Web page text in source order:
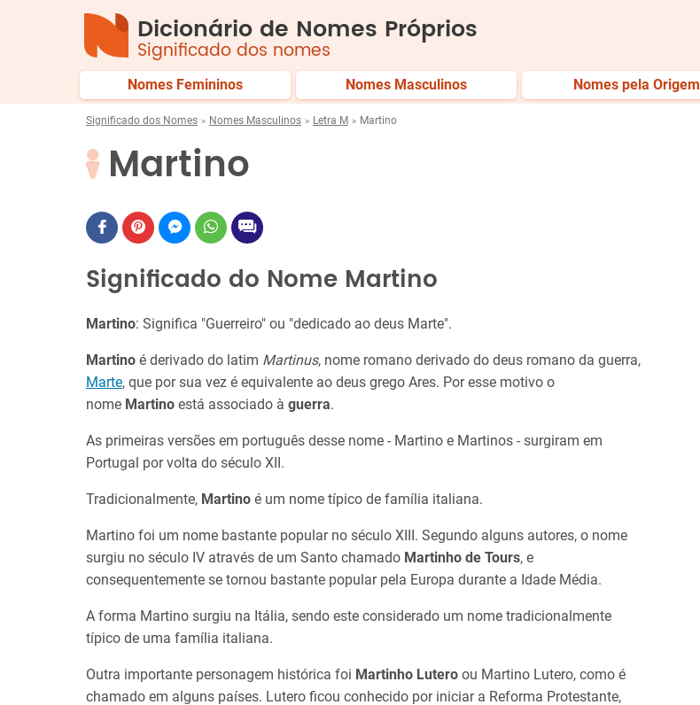
Dicionário de Nomes Próprios
Significado dos nomes
Nomes Femininos Nomes Masculinos Nomes pela Origem
Significado dos Nomes Nomes Masculinos Letra M Martino
Martino
Significado do Nome Martino
Martino: Significa "Guerreiro" ou "dedicado ao deus Marte".
Martino é derivado d​o latim Martinus, nome romano derivado do deus romano da guerra,
Marte, que por sua vez é equivalente ao deus grego Ares. Por esse motivo o
nome Martino está associado à guerra.
As primeiras versões em português desse nome - Martino e Martinos - surgiram em
Portugal por volta do século XII.
Tradicionalmente, Martino é um nome típico de família italiana.
Martino foi um nome bastante popular no século XIII. Segundo alguns autores, o nome
surgiu no século IV através de um Santo chamado Martinho de Tours​, e
consequentemente se tornou bastante popular pela Europa durante a Idade Média.
A forma Martino surgiu na Itália, sendo este considerado um nome tradicionalmente
típico de uma família italiana.
Outra importante personagem histórica foi Martinho Lutero ou Martino Lutero, como é
chamado em alguns países. Lutero ficou conhecido por iniciar a Reforma Protestante,